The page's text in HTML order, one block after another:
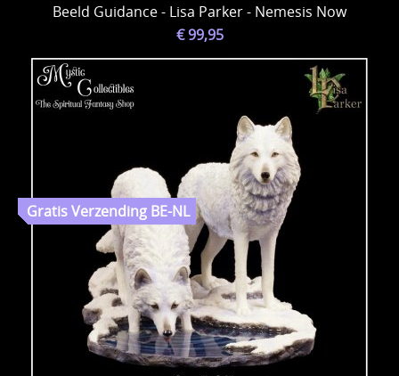
Beeld Guidance - Lisa Parker - Nemesis Now
€ 99,95